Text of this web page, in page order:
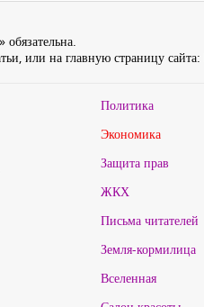
или на главную страницу сайта:
Политика
Экономика
Защита прав
ЖКХ
Письма читателей
Земля-кормилица
Вселенная